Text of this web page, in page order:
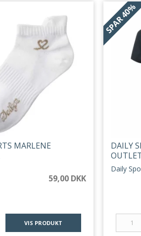
MARLENE
59,00 DKK
VIS PRODUKT
SPAR
40%
DAILY
Daily